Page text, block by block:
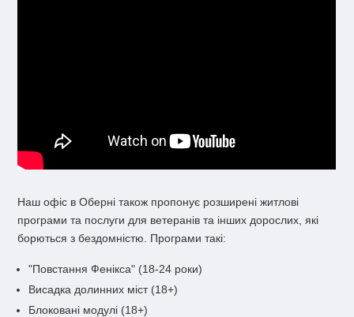
Наш офіс в Оберні також пропонує розширені житлові
програми та послуги для ветеранів та інших дорослих, які
борються з бездомністю. Програми такі:
"Повстання Фенікса" (18-24 роки)
Висадка долинних міст (18+)
Блоковані модулі (18+)